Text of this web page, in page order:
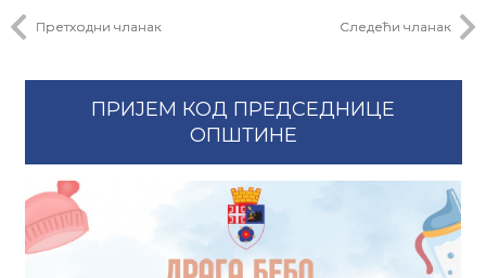
Претходни чланак Следећи чланак
ПРИЈЕМ КОД ПРЕДСЕДНИЦЕ
ОПШТИНЕ